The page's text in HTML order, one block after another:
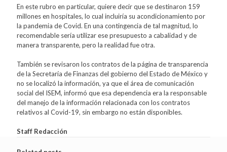
En este rubro en particular, quiere decir que se destinaron 159
millones en hospitales, lo cual incluiría su acondicionamiento por
la pandemia de Covid. En una contingencia de tal magnitud, lo
recomendable sería utilizar ese presupuesto a cabalidad y de
manera transparente, pero la realidad fue otra.
También se revisaron los contratos de la página de transparencia
de la Secretaría de Finanzas del gobierno del Estado de México y
no se localizó la información, ya que el área de comunicación
social del ISEM, informó que esa dependencia era la responsable
del manejo de la información relacionada con los contratos
relativos al Covid-19, sin embargo no están disponibles.
Staff Redacción